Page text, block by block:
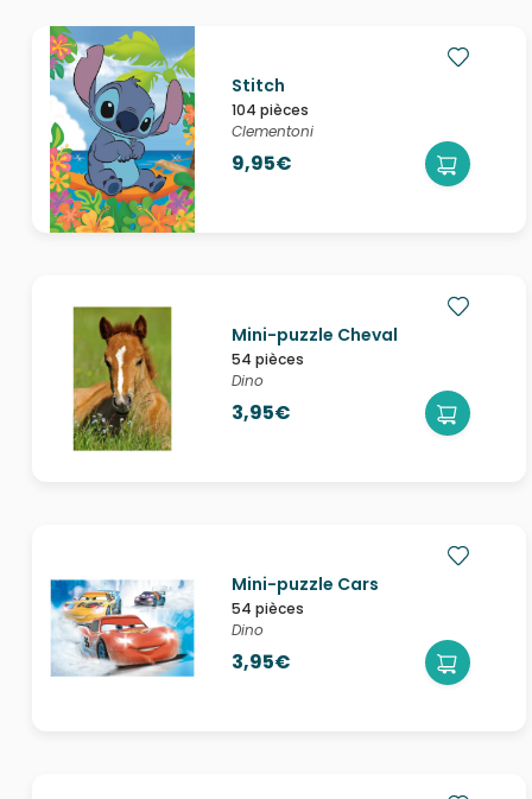
Stitch
104 pièces
Clementoni
9,95€
Mini-puzzle Cheval
54 pièces
Dino
3,95€
Mini-puzzle Cars
54 pièces
Dino
3,95€